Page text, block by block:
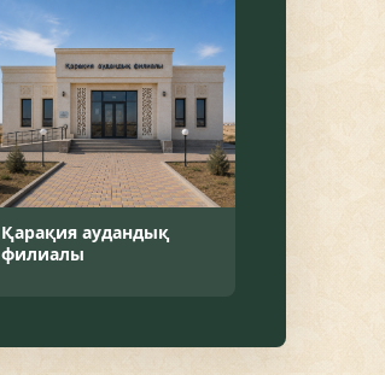
Қарақия аудандық
филиалы